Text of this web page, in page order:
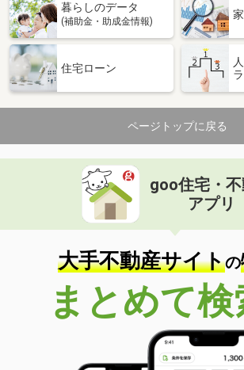
間取り
暮らしのデータ
(補助金・助成金情報)
住宅ローン
ページトップに戻る
goo住宅・
アプリ
大手不動産サイトの
まとめて検